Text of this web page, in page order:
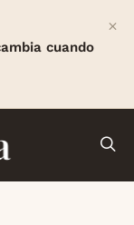
cuando
×